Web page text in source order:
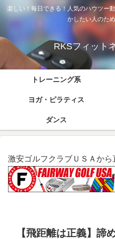
楽しい！毎日できる！人気のハウツー
かしたい人のた
RKSフィット
トレーニング系
ヨガ・ピラティス
ダンス
激安ゴルフクラブＵＳＡから
【飛距離は正義】諦